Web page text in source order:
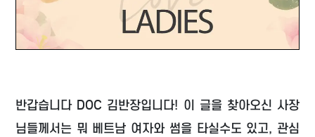
반갑습니다 DOC 김반장입니다! 이 글을 찾아오신 사장
님들께서는 뭐 베트남 여자와 썸을 타실수도 있고, 관심